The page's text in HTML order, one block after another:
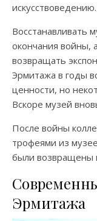
искусствоведению.
Восстанавливать
окончания войны,
возвращать
Эрмитажа в годы
ценности, но
Вскоре музей
После войны
трофеями из
были возвращены
Эрмитажа